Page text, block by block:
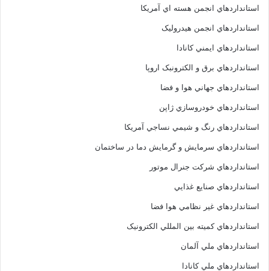
استانداردهاي انجمن هسته اي آمريکا
استانداردهاي انجمن هيدروليک
استانداردهاي ايمني کانادا
استانداردهاي برق و الکترونبک اروپا
استانداردهاي جهاني هوا و فضا
استانداردهاي خودروسازي ژاپن
استانداردهاي رنگ و شيمي نساجي آمريکا
استانداردهاي سرمايش و گرمايش دما در ساختمان
استانداردهاي شرکت جنرال موتور
استانداردهاي صنايع غذايي
استانداردهاي غير نظامي هوا فضا
استانداردهاي کميته بين المللي الکترونيک
استانداردهاي ملي آلمان
استانداردهاي ملي کانادا